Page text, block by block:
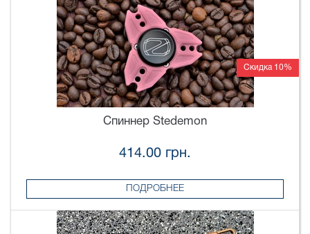
Скидка 10%
Спиннер Stedemon
414.00 грн.
ПОДРОБНЕЕ